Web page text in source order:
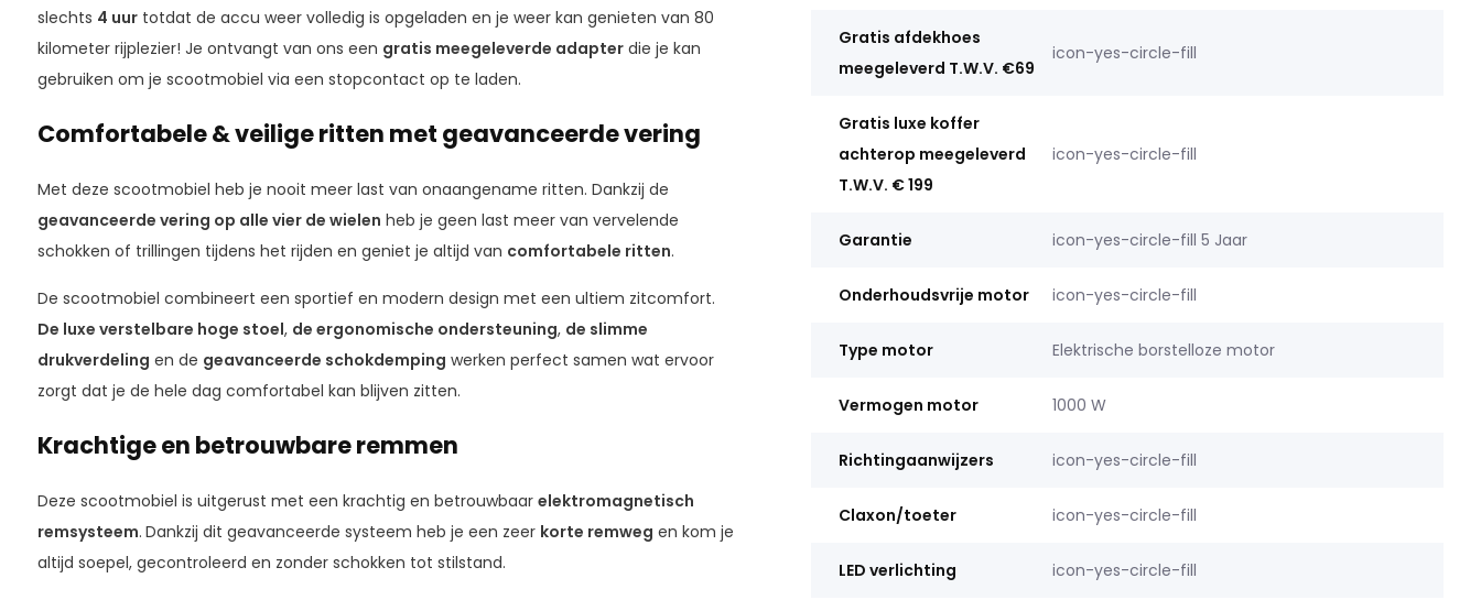
slechts 4 uurtotdat de accu weer volledig is opgeladen en je weer kan genieten van 80
kilometer rijplezier! Je ontvangt van ons een gratis meegeleverde adapterdie je kan
gebruiken om je scootmobiel via een stopcontact op te laden.
Comfortabele & veilige ritten met geavanceerde vering
Met deze scootmobiel heb je nooit meer last van onaangename ritten. Dankzij de
geavanceerde vering op alle vier de wielen heb je geen last meer van vervelende
schokken of trillingen tijdens het rijden en geniet je altijd van comfortabele ritten.
De scootmobiel combineert een sportief en modern design met een ultiem zitcomfort.
De luxe verstelbare hoge stoel, de ergonomische ondersteuning, de slimme
drukverdeling en de geavanceerde schokdemping werken perfect samen wat ervoor
zorgt dat je de hele dag comfortabel kan blijven zitten.
Krachtige en betrouwbare remmen
Deze scootmobiel is uitgerust met een krachtig en betrouwbaar elektromagnetisch
remsysteem. Dankzij dit geavanceerde systeem heb je een zeer korte remweg en kom je
altijd soepel, gecontroleerd en zonder schokken tot stilstand.
Gratis afdekhoes
meegeleverd T.W.V. €69
icon-yes-circle-fill
Gratis luxe koffer
achterop meegeleverd
T.W.V. € 199
icon-yes-circle-fill
Garantie icon-yes-circle-fill 5 Jaar
Onderhoudsvrije motor icon-yes-circle-fill
Type motor Elektrische borstelloze motor
Vermogen motor 1000 W
Richtingaanwijzers icon-yes-circle-fill
Claxon/toeter icon-yes-circle-fill
LED verlichting icon-yes-circle-fill